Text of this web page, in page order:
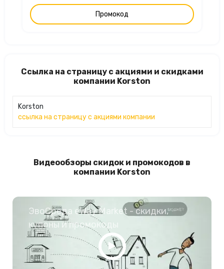
Промокод
Ссылка на страницу с акциями и скидками
компании Korston
Korston
ссылка на страницу с акциями компании
Видеообзоры скидок и промокодов в
компании Korston
ЭвоСреда eWay Market - скидки,
купоны и промокоды